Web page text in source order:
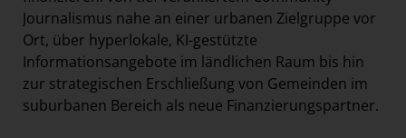
Journalismus nahe an einer urbanen Zielgruppe vor
Ort, über hyperlokale, KI-gestützte
Informationsangebote im ländlichen Raum bis hin
zur strategischen Erschließung von Gemeinden im
suburbanen Bereich als neue Finanzierungspartner.